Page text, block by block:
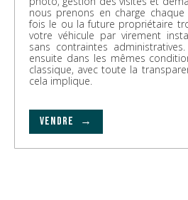
nous prenons en charge
fois le ou la future propriétaire
votre véhicule par virement
sans contraintes
ensuite dans les mêmes
classique, avec toute la
cela implique.
VENDRE →